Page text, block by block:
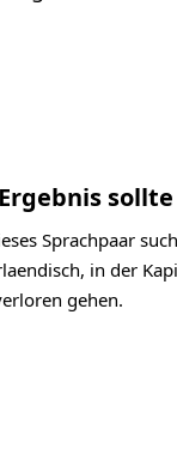
Sprachpaar
in der
gehen.